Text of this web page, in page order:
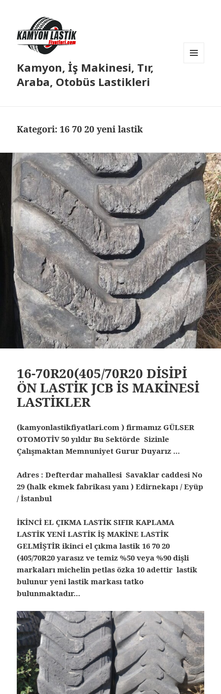
Kamyon, İş Makinesi, Tır,
Araba, Otobüs Lastikleri
Kategori:16 70 20 yeni lastik
16-70R20(405/70R20 DİSİPİ
ÖN LASTİK JCB İS MAKİNESİ
LASTİKLER
(kamyonlastikfiyatlari.com ) firmamız GÜLSER
OTOMOTİV 50 yıldır Bu Sektörde Sizinle
Çalışmaktan Memnuniyet Gurur Duyarız …
Adres : Defterdar mahallesi Savaklar caddesi No
29 (halk ekmek fabrikası yanı ) Edirnekapı / Eyüp
/ İstanbul
İKİNCİ EL ÇIKMA LASTİK SIFIR KAPLAMA
LASTİK YENİ LASTİK İŞ MAKİNE LASTİK
GELMİŞTİR ikinci el çıkma lastik 16 70 20
(405/70R20 yarasız ve temiz %50 veya %90 dişli
markaları michelin petlas özka 10 adettir lastik
bulunur yeni lastik markası tatko
bulunmaktadır…